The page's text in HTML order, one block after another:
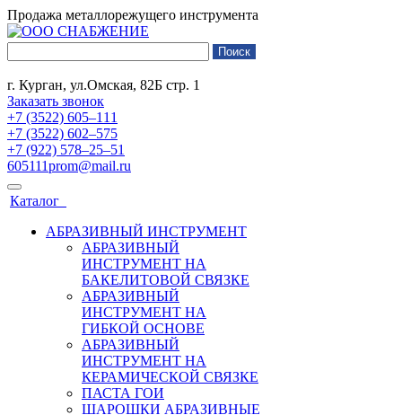
Продажа металлорежущего инструмента
г. Курган, ул.Омская, 82Б стр. 1
Заказать звонок
+7 (3522) 605‒111
+7 (3522) 602‒575
+7 (922) 578‒25‒51
605111prom@mail.ru
Каталог
АБРАЗИВНЫЙ ИНСТРУМЕНТ
АБРАЗИВНЫЙ
ИНСТРУМЕНТ НА
БАКЕЛИТОВОЙ СВЯЗКЕ
АБРАЗИВНЫЙ
ИНСТРУМЕНТ НА
ГИБКОЙ ОСНОВЕ
АБРАЗИВНЫЙ
ИНСТРУМЕНТ НА
КЕРАМИЧЕСКОЙ СВЯЗКЕ
ПАСТА ГОИ
ШАРОШКИ АБРАЗИВНЫЕ